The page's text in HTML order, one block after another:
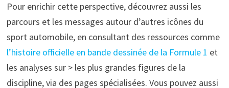
Pour enrichir cette perspective, découvrez aussi les
parcours et les messages autour d’autres icônes du
sport automobile, en consultant des ressources comme
l’histoire officielle en bande dessinée de la Formule 1 et
les analyses sur > les plus grandes figures de la
discipline, via des pages spécialisées. Vous pouvez aussi